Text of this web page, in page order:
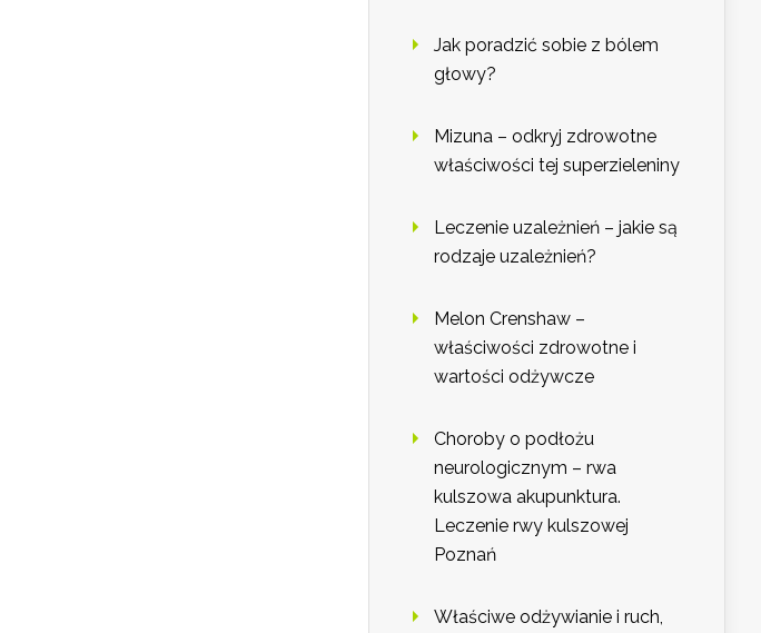
Jak poradzić sobie z bólem
głowy?
Mizuna – odkryj zdrowotne
właściwości tej superzieleniny
Leczenie uzależnień – jakie są
rodzaje uzależnień?
Melon Crenshaw –
właściwości zdrowotne i
wartości odżywcze
Choroby o podłożu
neurologicznym – rwa
kulszowa akupunktura.
Leczenie rwy kulszowej
Poznań
Właściwe odżywianie i ruch,